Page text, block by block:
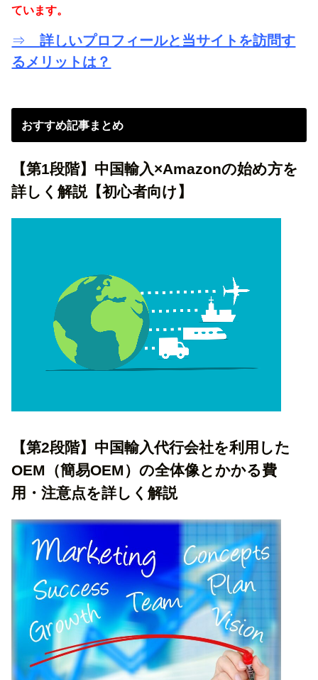
ています。
⇒詳しいプロフィールと当サイトを訪問す
るメリットは？
おすすめ記事まとめ
【第1段階】中国輸入×Amazonの始め方を
詳しく解説【初心者向け】
【第2段階】中国輸入代行会社を利用した
OEM（簡易OEM）の全体像とかかる費
用・注意点を詳しく解説